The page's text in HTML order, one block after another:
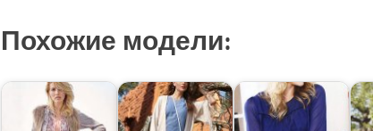
Похожие модели: